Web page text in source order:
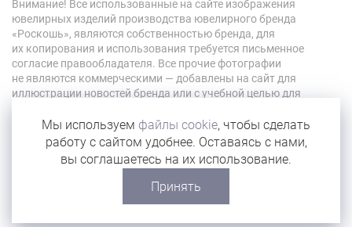
Внимание! Все использованные на сайте изображения
ювелирных изделий производства ювелирного бренда
«Роскошь», являются собственностью бренда, для
их копирования и использования требуется письменное
согласие правообладателя. Все прочие фотографии
не являются коммерческими — добавлены на сайт для
иллюстрации новостей бренда или с учебной целью для
© 2026 «Роскошь»
Мы используем файлы cookie, чтобы сделать
работу с сайтом удобнее. Оставаясь с нами,
вы соглашаетесь на их использование.
Принять